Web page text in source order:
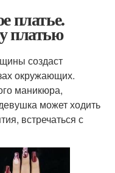
платье.
платью
создаст
окружающих.
маникюра,
может ходить
встречаться с